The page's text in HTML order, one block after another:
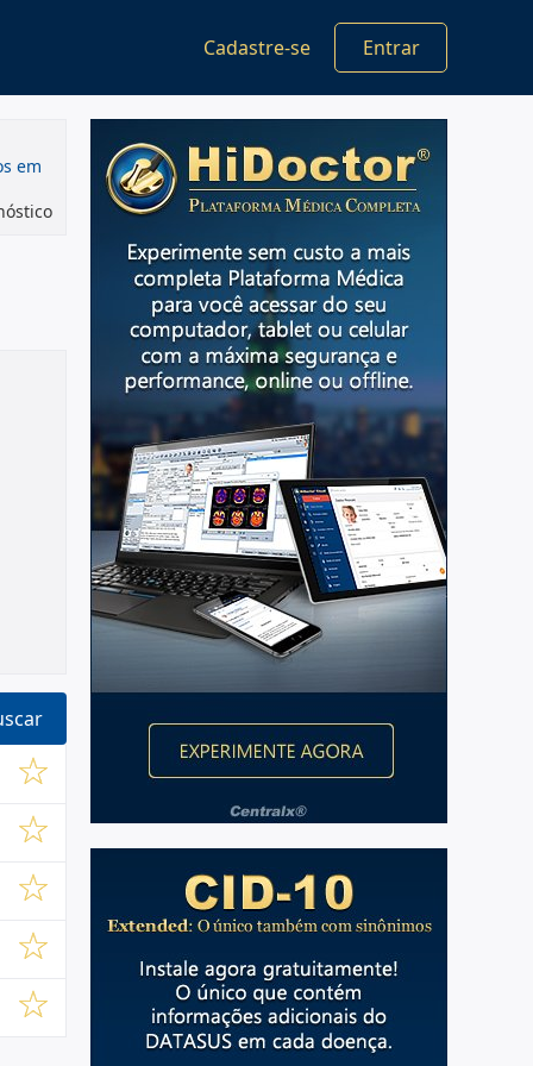
Cadastre-se Entrar
em